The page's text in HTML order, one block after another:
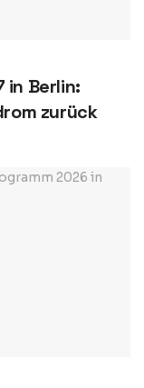
in Berlin:
zurück